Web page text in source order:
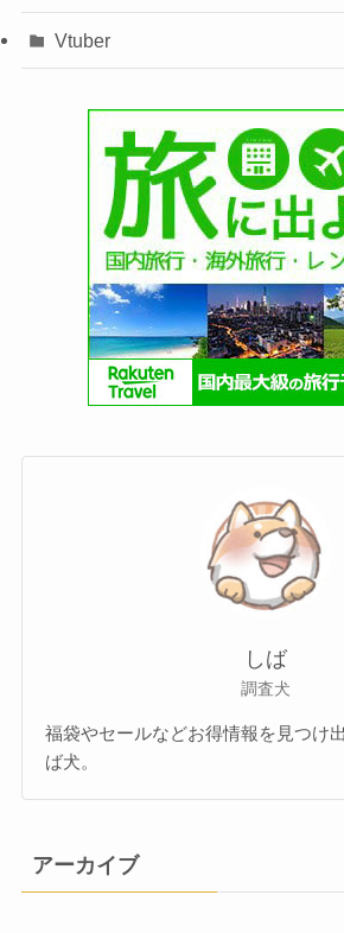
Vtuber
しば
調査犬
福袋やセールなどお得情報を見つけ
ば犬。
アーカイブ